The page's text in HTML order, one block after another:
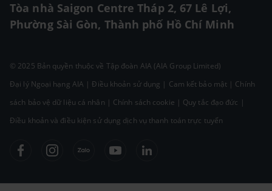
Tòa nhà Saigon Centre Tháp 2, 67 Lê Lợi,
Phường Sài Gòn, Thành phố Hồ Chí Minh
© 2025 Bản quyền thuộc về Tập đoàn AIA (AIA Group Limited)
Đại lý Ngoại hạng AIA |Điều khoản sử dụng | Cam kết bảo mật | Chính
sách bảo vệ dữ liệu cá nhân | Chính sách cookie | Quy tắc đạo đức |
Điều khoản và điều kiện sử dụng dịch vụ thanh toán trực tuyến